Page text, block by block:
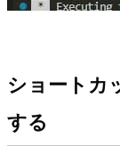
ショートカ
する